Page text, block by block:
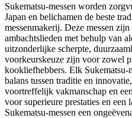
Sukematsu-messen worden
Japan en belichamen de beste
messenmakerij. Deze messen
ambachtslieden met behulp van
uitzonderlijke scherpte,
voorkeurskeuze zijn voor zowel
kookliefhebbers. Elk Sukematsu-
balans tussen traditie en
voortreffelijk vakmanschap en
voor superieure prestaties en een
Sukematsu-messen een